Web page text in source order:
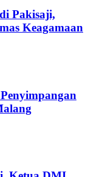
Pakisaji,
Keagamaan